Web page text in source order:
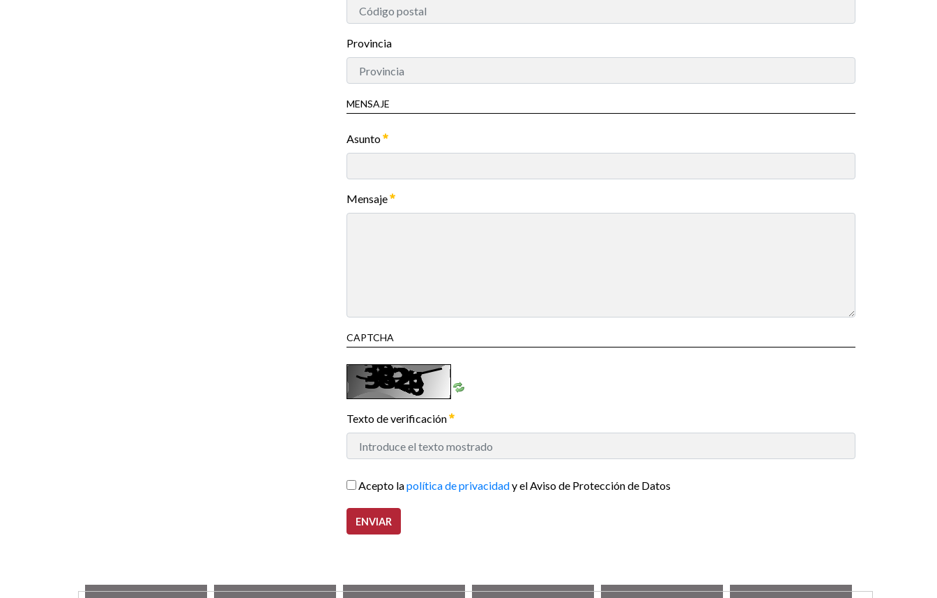
Provincia
MENSAJE
Asunto
Mensaje
CAPTCHA
Texto de verificación
Acepto lapolítica de privacidady el Aviso de Protección de Datos
ENVIAR